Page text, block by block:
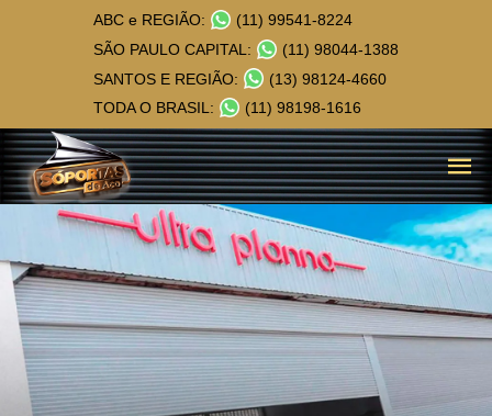
ABC e REGIÃO:
(11) 99541-8224
SÃO PAULO CAPITAL:
(11) 98044-1388
SANTOS E REGIÃO:
(13) 98124-4660
TODA O BRASIL:
(11) 98198-1616